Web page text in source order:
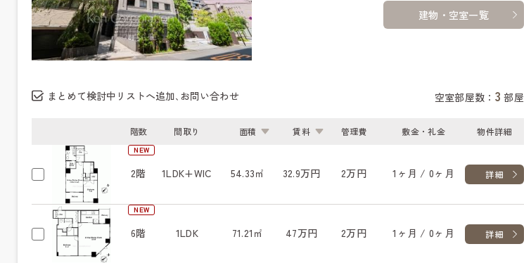
建物・空室一覧
まとめて検討中リストへ追加､お問い合わせ 空室部屋数： 3 部屋
階数 間取り 面積 賃料 管理費 敷金・礼金 物件詳細
NEW
詳細
2階 1LDK+WIC 54.33㎡ 32.9万円 2万円 1ヶ月 / 0ヶ月
NEW
詳細
6階 1LDK 71.21㎡ 47万円 2万円 1ヶ月 / 0ヶ月